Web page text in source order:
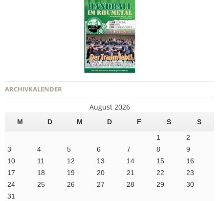
ARCHIVKALENDER
August 2026
M D M D F S
S
1
2
3
4 5 6 7 8
9
10
11 12 13 14 15
16
17
18 19 20 21 22
23
24
25 26 27 28 29
30
31